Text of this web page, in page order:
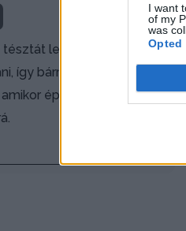
I want
of my
was
Opted
le lehet
így bármikor frissen
éppen kedvünk